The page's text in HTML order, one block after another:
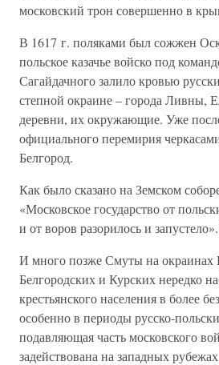
московский трон совершенно в
В 1617 г. поляками был сожжен
польское казачье войско под
Сагайдачного залило кровью
степной окраине – города Ливны,
деревни, их окружающие. Уже
официального перемирия
Белгород.
Как было сказано на Земском
«Московское государство от
и от воров разорилось и
И много позже Смуты на окраинах
Белгородских и Курских нередко
крестьянского населения в более
особенно в периоды русско-
подавляющая часть московского
задействована на западных